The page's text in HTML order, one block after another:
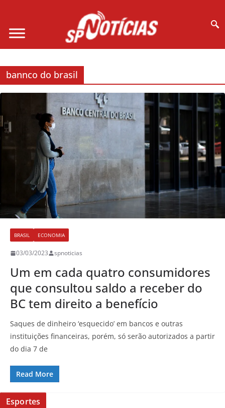
bannco do brasil
BRASIL ECONOMIA
03/03/2023 spnoticias
Um em cada quatro consumidores
que consultou saldo a receber do
BC tem direito a benefício
Saques de dinheiro ‘esquecido’ em bancos e outras
instituições financeiras, porém, só serão autorizados a partir
do dia 7 de
Read More
Esportes